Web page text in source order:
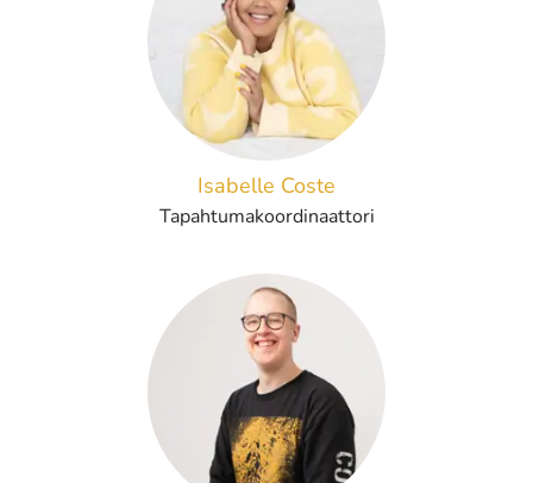
Isabelle Coste
Tapahtumakoordinaattori